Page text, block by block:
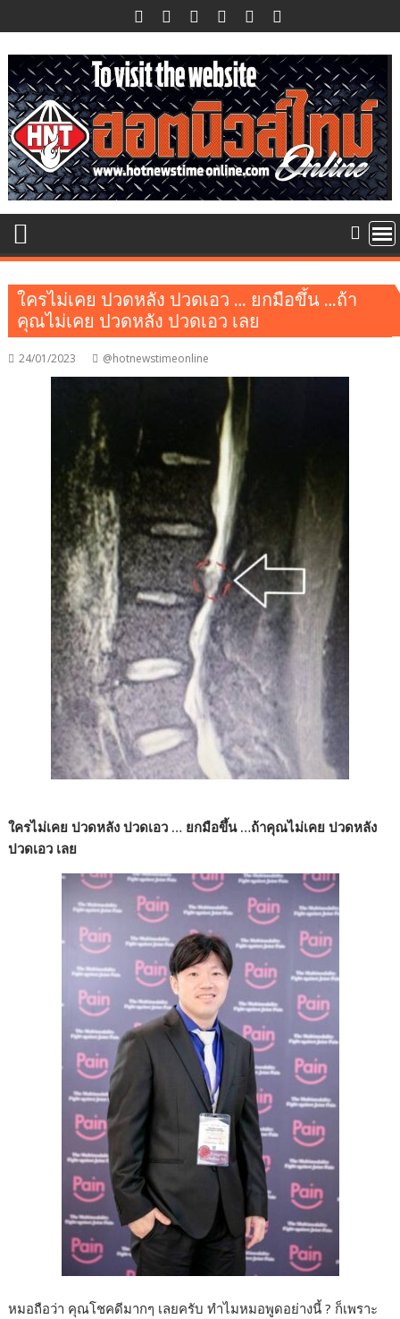
to
content
ใครไม่เคย ปวดหลัง ปวดเอว … ยกมือขึ้น …ถ้า
คุณไม่เคย ปวดหลัง ปวดเอว เลย
24/01/2023 @hotnewstimeonline
ใครไม่เคย ปวดหลัง ปวดเอว … ยกมือขึ้น …ถ้าคุณไม่เคย ปวดหลัง
ปวดเอว เลย
หมอถือว่า คุณโชคดีมากๆ เลยครับ ทำไมหมอพูดอย่างนี้ ? ก็เพราะ